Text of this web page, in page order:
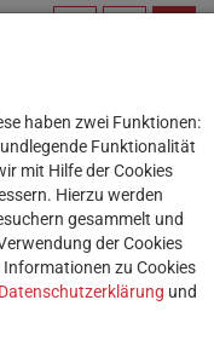
für alle
neue
darunter
haben zwei Funktionen:
Funktionalität
mit Hilfe der Cookies
Hierzu werden
gesammelt und
der Cookies
Informationen zu Cookies
Datenschutzerklärung und